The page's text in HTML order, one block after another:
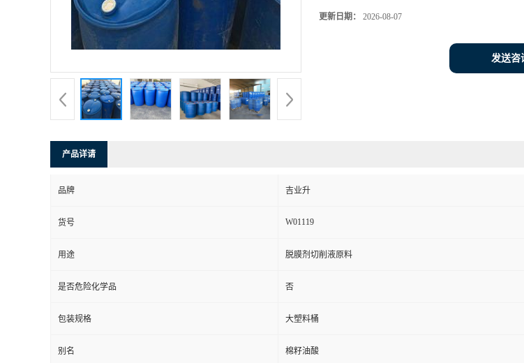
更新日期： 2026-08-07
发送咨
产品详请
品牌 吉业升
货号 W01119
用途 脱膜剂切削液原料
是否危险化学品 否
包装规格 大塑料桶
别名 棉籽油酸